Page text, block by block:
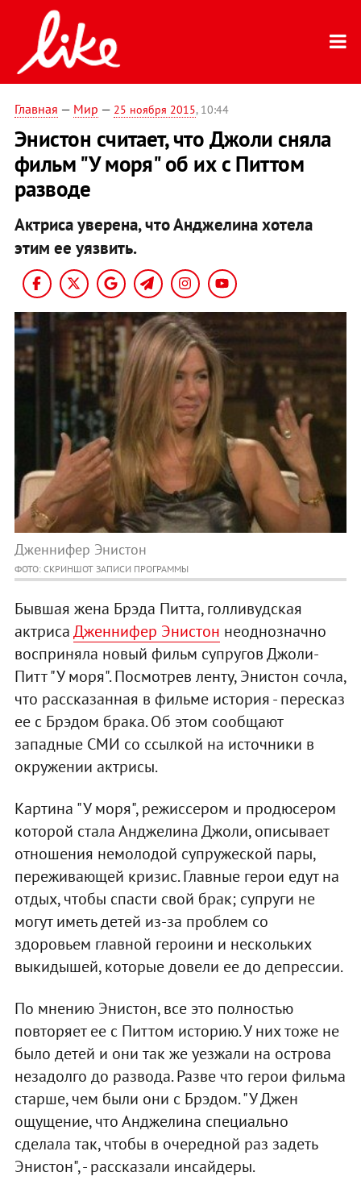
Главная — Мир — 25 ноября 2015, 10:44
Энистон считает, что Джоли сняла
фильм "У моря" об их с Питтом
разводе
Актриса уверена, что Анджелина хотела
этим ее уязвить.
Дженнифер Энистон
ФОТО: СКРИНШОТ ЗАПИСИ ПРОГРАММЫ
Бывшая жена Брэда Питта, голливудская
актрисаДженнифер Энистон неоднозначно
восприняла новый фильм супругов Джоли-
Питт "У моря". Посмотрев ленту, Энистон сочла,
что рассказанная в фильме история - пересказ
ее с Брэдом брака. Об этом сообщают
западные СМИ со ссылкой на источники в
окружении актрисы.
Картина "У моря", режиссером и продюсером
которой стала Анджелина Джоли, описывает
отношения немолодой супружеской пары,
переживающей кризис. Главные герои едут на
отдых, чтобы спасти свой брак; супруги не
могут иметь детей из-за проблем со
здоровьем главной героини и нескольких
выкидышей, которые довели ее до депрессии.
По мнению Энистон, все это полностью
повторяет ее с Питтом историю. У них тоже не
было детей и они так же уезжали на острова
незадолго до развода. Разве что герои фильма
старше, чем были они с Брэдом. "У Джен
ощущение, что Анджелина специально
сделала так, чтобы в очередной раз задеть
Энистон", - рассказали инсайдеры.